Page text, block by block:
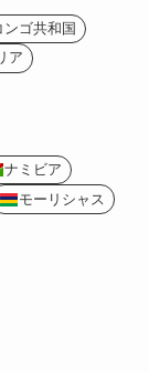
ンゴ共和国
ア
ナミビア
モーリシャス